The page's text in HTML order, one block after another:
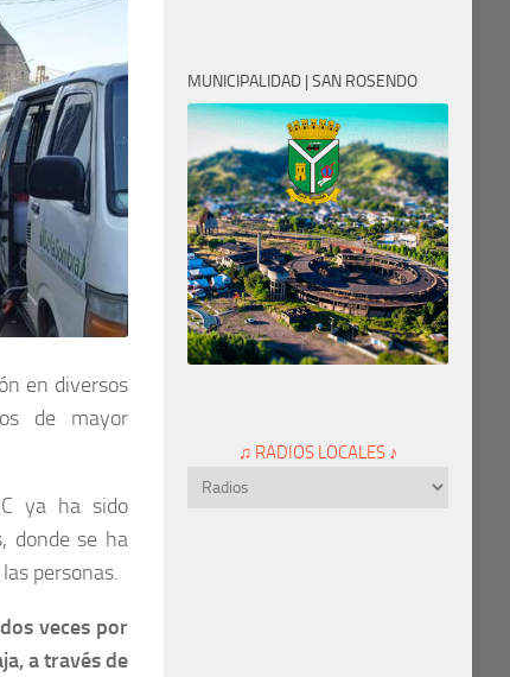
en diversos
de mayor
ya ha sido
donde se ha
personas.
veces por
a través de
MUNICIPALIDAD | SAN ROSENDO
♫ RADIOS LOCALES ♪